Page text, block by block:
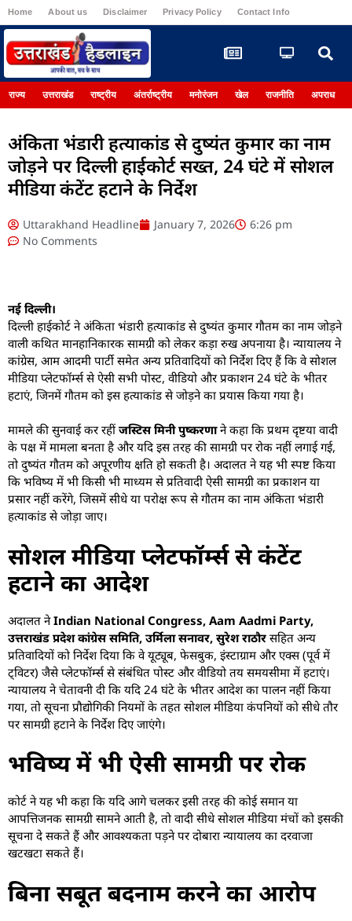
Home About us Disclaimer Privacy Policy Contact Info
राज्य उत्तराखंड राष्ट्रीय अंतर्राष्ट्रीय मनोरंजन खेल राजनीति अपराध
अंकिता भंडारी हत्याकांड से दुष्यंत कुमार का नाम
जोड़ने पर दिल्ली हाईकोर्ट सख्त, 24 घंटे में सोशल
मीडिया कंटेंट हटाने के निर्देश
Uttarakhand Headline January 7, 2026
6:26 pm
No Comments
नई दिल्ली।
दिल्ली हाईकोर्ट ने अंकिता भंडारी हत्याकांड से दुष्यंत कुमार गौतम का नाम जोड़ने
वाली कथित मानहानिकारक सामग्री को लेकर कड़ा रुख अपनाया है। न्यायालय ने
कांग्रेस, आम आदमी पार्टी समेत अन्य प्रतिवादियों को निर्देश दिए हैं कि वे सोशल
मीडिया प्लेटफॉर्म्स से ऐसी सभी पोस्ट, वीडियो और प्रकाशन 24 घंटे के भीतर
हटाएं, जिनमें गौतम को इस हत्याकांड से जोड़ने का प्रयास किया गया है।
मामले की सुनवाई कर रहीं जस्टिस मिनी पुष्करणाने कहा कि प्रथम दृष्टया वादी
के पक्ष में मामला बनता है और यदि इस तरह की सामग्री पर रोक नहीं लगाई गई,
तो दुष्यंत गौतम को अपूरणीय क्षति हो सकती है। अदालत ने यह भी स्पष्ट किया
कि भविष्य में भी किसी भी माध्यम से प्रतिवादी ऐसी सामग्री का प्रकाशन या
प्रसार नहीं करेंगे, जिसमें सीधे या परोक्ष रूप से गौतम का नाम अंकिता भंडारी
हत्याकांड से जोड़ा जाए।
सोशल मीडिया प्लेटफॉर्म्स से कंटेंट
हटाने का आदेश
अदालत नेIndian National Congress, Aam Aadmi Party,
उत्तराखंड प्रदेश कांग्रेस समिति, उर्मिला सनावर, सुरेश राठौर सहित अन्य
प्रतिवादियों को निर्देश दिया कि वे यूट्यूब, फेसबुक, इंस्टाग्राम और एक्स (पूर्व में
ट्विटर) जैसे प्लेटफॉर्म्स से संबंधित पोस्ट और वीडियो तय समयसीमा में हटाएं।
न्यायालय ने चेतावनी दी कि यदि 24 घंटे के भीतर आदेश का पालन नहीं किया
गया, तो सूचना प्रौद्योगिकी नियमों के तहत सोशल मीडिया कंपनियों को सीधे तौर
पर सामग्री हटाने के निर्देश दिए जाएंगे।
भविष्य में भी ऐसी सामग्री पर रोक
कोर्ट ने यह भी कहा कि यदि आगे चलकर इसी तरह की कोई समान या
आपत्तिजनक सामग्री सामने आती है, तो वादी सीधे सोशल मीडिया मंचों को इसकी
सूचना दे सकते हैं और आवश्यकता पड़ने पर दोबारा न्यायालय का दरवाजा
खटखटा सकते हैं।
बिना सबूत बदनाम करने का आरोप